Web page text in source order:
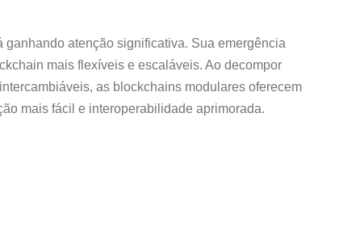
atenção significativa. Sua emergência
mais flexíveis e escaláveis. Ao decompor
as blockchains modulares oferecem
mais fácil e interoperabilidade aprimorada.